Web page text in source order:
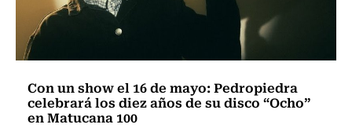
Con un show el 16 de mayo: Pedropiedra
celebrará los diez años de su disco “Ocho”
en Matucana 100